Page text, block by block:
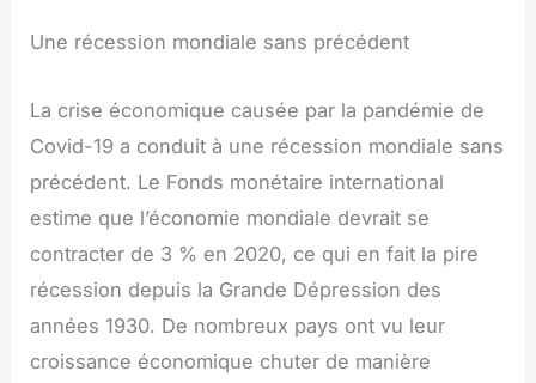
Une récession mondiale sans précédent
La crise économique causée par la pandémie de
Covid-19 a conduit à une récession mondiale sans
précédent. Le Fonds monétaire international
estime que l’économie mondiale devrait se
contracter de 3 % en 2020, ce qui en fait la pire
récession depuis la Grande Dépression des
années 1930. De nombreux pays ont vu leur
croissance économique chuter de manière